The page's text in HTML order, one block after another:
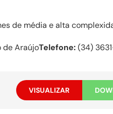
de média e alta
de AraújoTelefone:(34)
VISUALIZAR